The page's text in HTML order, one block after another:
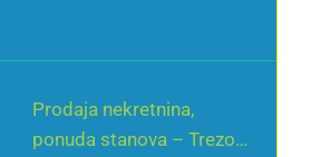
Prodaja nekretnina,
ponuda stanova – Trezor